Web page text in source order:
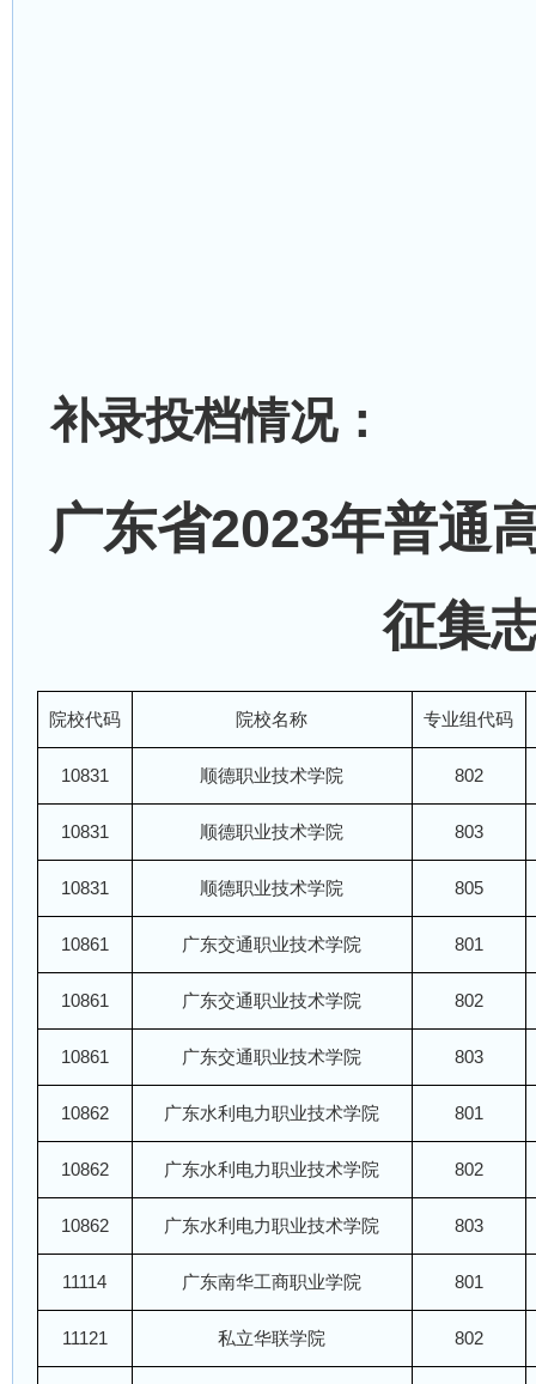
补录投档情况：
广东省2023年普通
征集
院校代码 院校名称 专业组代码
10831 顺德职业技术学院 802
10831 顺德职业技术学院 803
10831 顺德职业技术学院 805
10861 广东交通职业技术学院 801
10861 广东交通职业技术学院 802
10861 广东交通职业技术学院 803
10862 广东水利电力职业技术学院 801
10862 广东水利电力职业技术学院 802
10862 广东水利电力职业技术学院 803
11114 广东南华工商职业学院 801
11121 私立华联学院 802